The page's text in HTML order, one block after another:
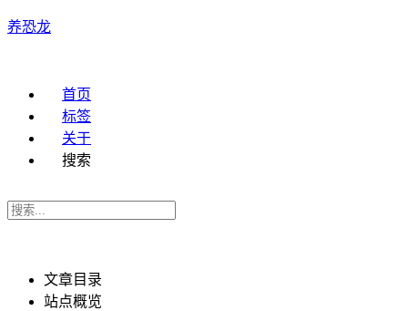
养恐龙
首页
标签
关于
搜索
文章目录
站点概览